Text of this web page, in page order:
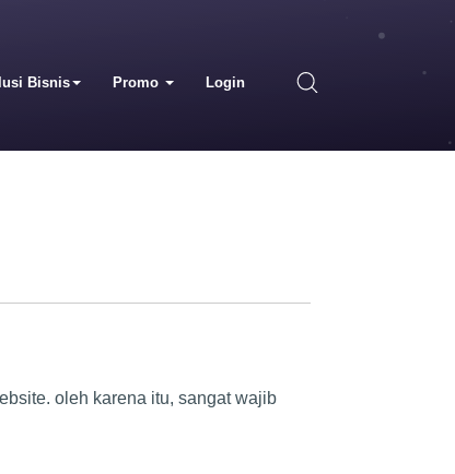
Bisnis Promo Login
oleh karena itu, sangat wajib